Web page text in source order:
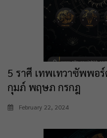
5 ราศี เทพเทวาซัพพอ
กุมภ์ พฤษภ กรกฎ
February 22, 2024